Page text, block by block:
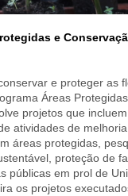
e
e proteger as
Áreas
projetos que
atividades de
áreas protegidas,
proteção de
públicas em prol de
os projetos